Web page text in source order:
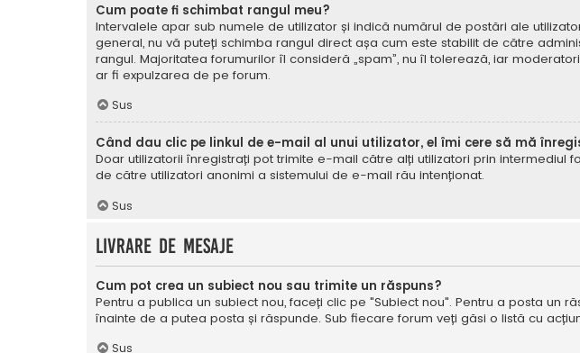
Cum poate fi schimbat rangul meu?
Intervalele apar sub numele de utilizator și indică numărul de postări ale
general, nu vă puteți schimba rangul direct așa cum este stabilit de către
rangul. Majoritatea forumurilor îl consideră „spam”, nu îl tolerează, iar
ar fi expulzarea de pe forum.
Sus
Când dau clic pe linkul de e-mail al unui utilizator, el îmi cere să mă
Doar utilizatorii înregistrați pot trimite e-mail către alți utilizatori prin
de către utilizatori anonimi a sistemului de e-mail rău intenționat.
Sus
Livrare de mesaje
Cum pot crea un subiect nou sau trimite un răspuns?
Pentru a publica un subiect nou, faceți clic pe "Subiect nou". Pentru a posta un
înainte de a putea posta și răspunde. Sub fiecare forum veți găsi o listă cu
Sus